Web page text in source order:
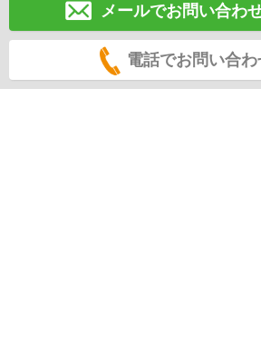
メールでお問い合わ
電話でお問い合